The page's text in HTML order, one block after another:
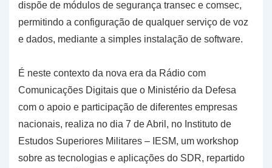
dispõe de módulos de segurança transec e comsec,
permitindo a configuração de qualquer serviço de voz
e dados, mediante a simples instalação de software.
É neste contexto da nova era da Rádio com
Comunicações Digitais que o Ministério da Defesa
com o apoio e participação de diferentes empresas
nacionais, realiza no dia 7 de Abril, no Instituto de
Estudos Superiores Militares – IESM, um workshop
sobre as tecnologias e aplicações do SDR, repartido